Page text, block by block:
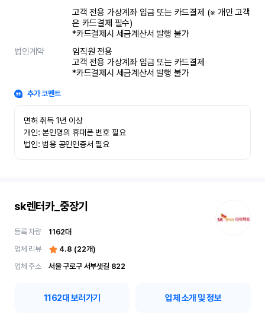
고객 전용 가상계좌 입금 또는 카드결제 (※ 개인 고객
은 카드결제 필수)
*카드결제시 세금계산서 발행 불가
법인계약
임직원 전용
고객 전용 가상계좌 입금 또는 카드결제
*카드결제시 세금계산서 발행 불가
추가 코멘트
면허 취득 1년 이상
개인: 본인명의 휴대폰 번호 필요
법인: 범용 공인인증서 필요
sk렌터카_중장기
등록 차량 1162대
업체 리뷰
4.8 (22개)
업체 주소
서울 구로구 서부샛길 822
1162대 보러가기 업체 소개 및 정보